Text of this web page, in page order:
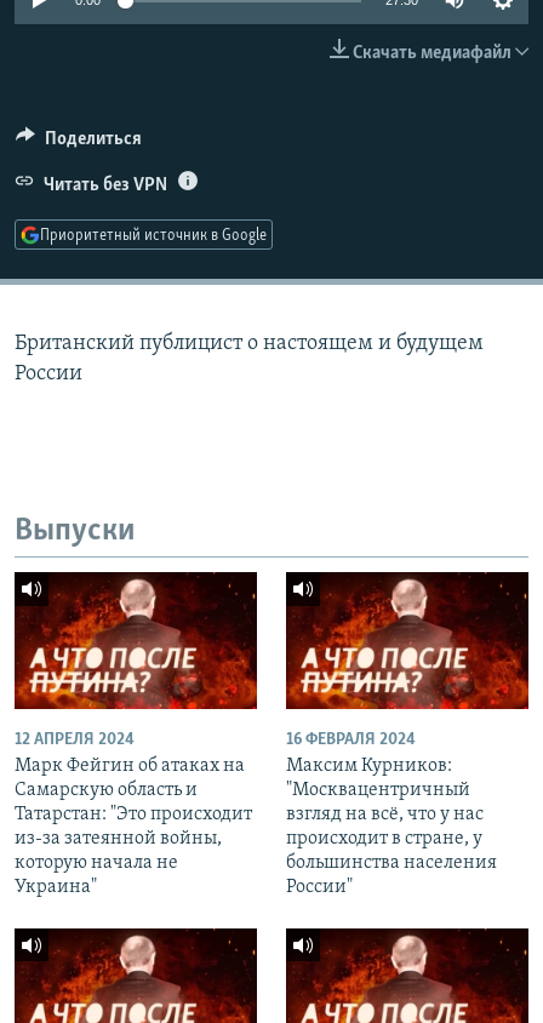
РАСПИСАНИЕ ВЕЩАНИЯ
СОЦИАЛЬНЫЕ СЕТИ
Скачать медиафайл
Поделиться
Читать без VPN
Приоритетный источник в Google
Британский публицист о настоящем и будущем
России
Выпуски
12 АПРЕЛЯ 2024
Марк Фейгин об атаках на
Самарскую область и
Татарстан: "Это происходит
из-за затеянной войны,
которую начала не
Украина"
16 ФЕВРАЛЯ 2024
Максим Курников:
"Москвацентричный
взгляд на всё, что у нас
происходит в стране, у
большинства населения
России"